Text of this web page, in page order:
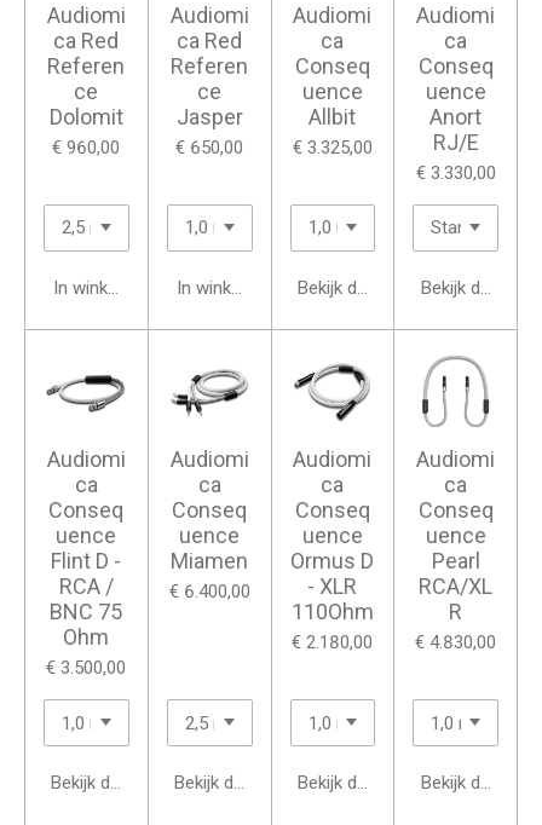
Audiomi
ca Red
Referen
ce
Dolomit
€ 960,00
In winkelwagen
Audiomi
ca Red
Referen
ce
Jasper
€ 650,00
In winkelwagen
Audiomi
ca
Conseq
uence
Allbit
€ 3.325,00
Bekijk details
Audiomi
ca
Conseq
uence
Anort
RJ/E
€ 3.330,00
Bekijk details
Audiomi
ca
Conseq
uence
Flint D -
RCA /
BNC 75
Ohm
€ 3.500,00
Bekijk details
Audiomi
ca
Conseq
uence
Miamen
€ 6.400,00
Bekijk details
Audiomi
ca
Conseq
uence
Ormus D
- XLR
110Ohm
€ 2.180,00
Bekijk details
Audiomi
ca
Conseq
uence
Pearl
RCA/XL
R
€ 4.830,00
Bekijk details